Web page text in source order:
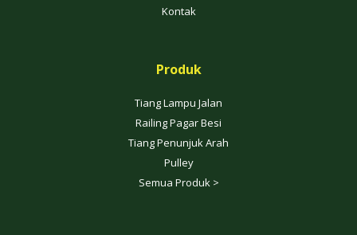
Kontak
Produk
Tiang Lampu Jalan
Railing Pagar Besi
Tiang Penunjuk Arah
Pulley
Semua Produk >